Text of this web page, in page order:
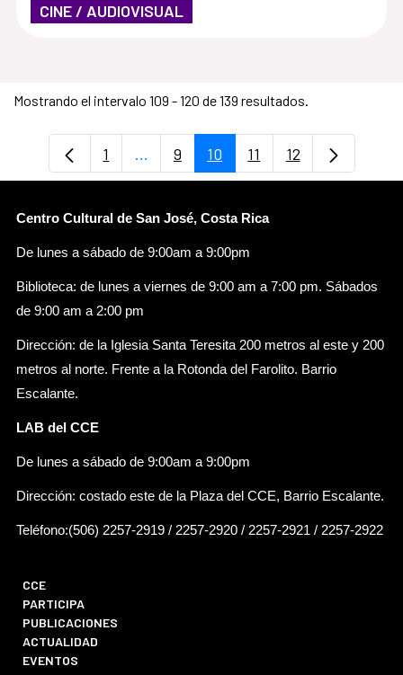
CINE / AUDIOVISUAL
Mostrando el intervalo 109 - 120 de 139 resultados.
Página
1 ...Páginas intermedias Use TAB para
Página
9 Página
10 Página
11 Página
12
Centro Cultural de San José, Costa Rica
De lunes a sábado de 9:00am a 9:00pm
Biblioteca: de lunes a viernes de 9:00 am a 7:00 pm. Sábados
de 9:00 am a 2:00 pm
Dirección: de la Iglesia Santa Teresita 200 metros al este y 200
metros al norte. Frente a la Rotonda del Farolito. Barrio
Escalante.
LAB del CCE
De lunes a sábado de 9:00am a 9:00pm
Dirección: costado este de la Plaza del CCE, Barrio Escalante.
Teléfono:(506) 2257-2919 / 2257-2920 / 2257-2921 / 2257-2922
CCE
PARTICIPA
PUBLICACIONES
ACTUALIDAD
EVENTOS